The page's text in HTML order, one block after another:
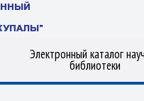
Электронный каталог
библиотеки